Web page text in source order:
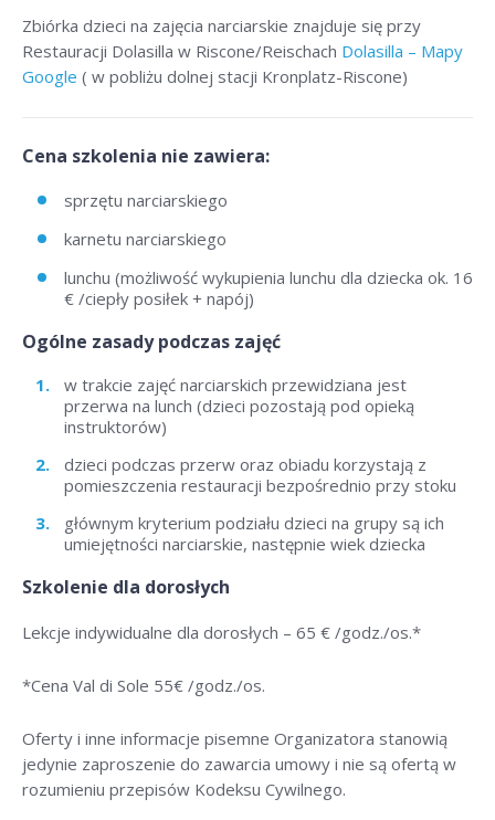
Zbiórka dzieci na zajęcia narciarskie znajduje się przy
Restauracji Dolasilla w Riscone/Reischach Dolasilla – Mapy
Google ( w pobliżu dolnej stacji Kronplatz-Riscone)
Cena szkolenia nie zawiera:
sprzętu narciarskiego
karnetu narciarskiego
lunchu (możliwość wykupienia lunchu dla dziecka ok. 16
€ /ciepły posiłek + napój)
Ogólne zasady podczas zajęć
w trakcie zajęć narciarskich przewidziana jest
przerwa na lunch (dzieci pozostają pod opieką
instruktorów)
dzieci podczas przerw oraz obiadu korzystają z
pomieszczenia restauracji bezpośrednio przy stoku
głównym kryterium podziału dzieci na grupy są ich
umiejętności narciarskie, następnie wiek dziecka
Szkolenie dla dorosłych
Lekcje indywidualne dla dorosłych – 65 € /godz./os.*
*Cena Val di Sole 55€ /godz./os.
Oferty i inne informacje pisemne Organizatora stanowią
jedynie zaproszenie do zawarcia umowy i nie są ofertą w
rozumieniu przepisów Kodeksu Cywilnego.